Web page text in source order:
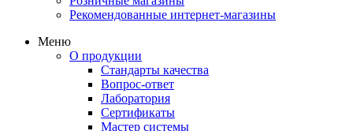
Рекомендованные интернет-магазины
Меню
О продукции
Стандарты качества
Вопрос-ответ
Лаборатория
Сертификаты
Мастер системы